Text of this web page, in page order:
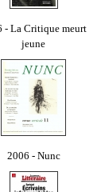
- La Critique meurt
jeune
2006 - Nunc